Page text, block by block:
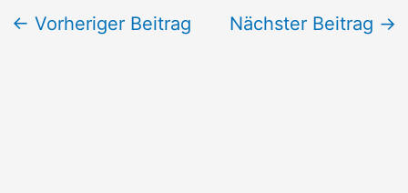
← Vorheriger Beitrag Nächster Beitrag →